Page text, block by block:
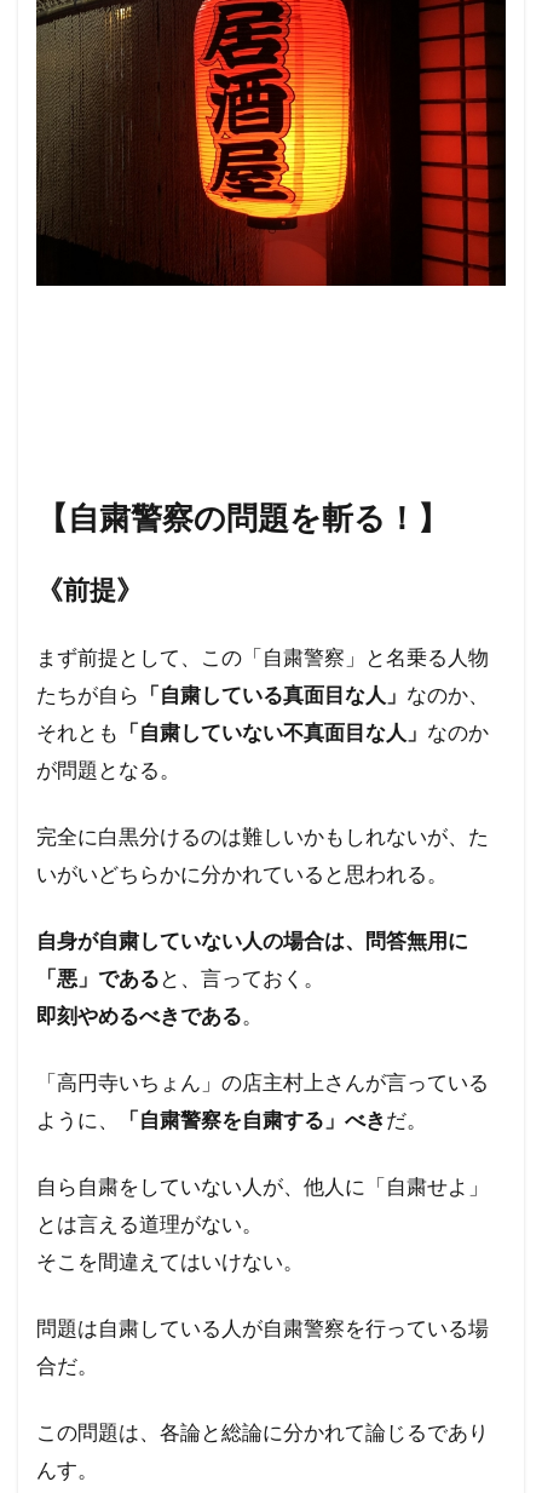
【自粛警察の問題を斬る！】
《前提》
まず前提として、この「自粛警察」と名乗る人物
たちが自ら 「自粛している真面目な人」 なのか、
それとも 「自粛していない不真面目な人」 なのか
が問題となる。
完全に白黒分けるのは難しいかもしれないが、た
いがいどちらかに分かれていると思われる。
自身が自粛していない人の場合は、問答無用に
「悪」であると、言っておく。
即刻やめるべきである。
「高円寺いちょん」の店主村上さんが言っている
ように、
「自粛警察を自粛する」べきだ。
自ら自粛をしていない人が、他人に「自粛せよ」
とは言える道理がない。
そこを間違えてはいけない。
問題は自粛している人が自粛警察を行っている場
合だ。
この問題は、各論と総論に分かれて論じるであり
んす。
レプリコンワクチン
リンカーン大統領
リテラシー
ラルフ・バビット
ラハイナ
ユーチューバー
ユダヤの王
ユダヤ
世界統一政府
中華民国
メッセージ
努力義務 創価学会
出玉制御
円卓会議
共産主義の戦略
児童移民
パンデミック条約
パンデミック
パチンコ
ノーベル賞
ニュー・ワールドオーダー
ナチズム
ビルダーバーグ
ナチ
ナイジェリア
ドラマ・映画
ドナルド・トランプ
トランプ氏
ビジネス
ビル・ゲイツ
マッカーサー
マインド・マネージメント
マインドコントロール
ボヘミアン・クラブ
フランス革命
ペット
ヘルシンキ宣言
プリオン
プランデミック
フリーメーソンリー
フリーメイソン
ｍRNAワクチン
検索